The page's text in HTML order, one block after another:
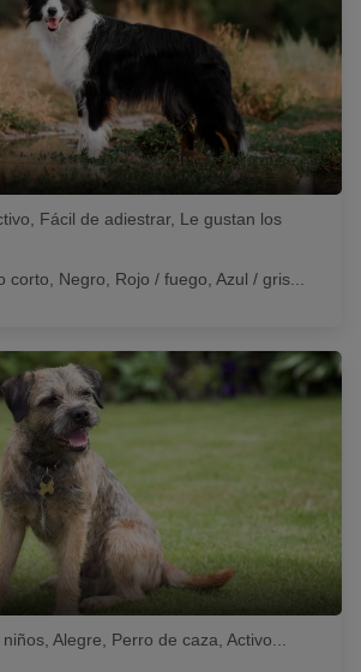
Fácil de adiestrar, Le gustan los
corto, Negro, Rojo / fuego, Azul / gris...
Alegre, Perro de caza, Activo...